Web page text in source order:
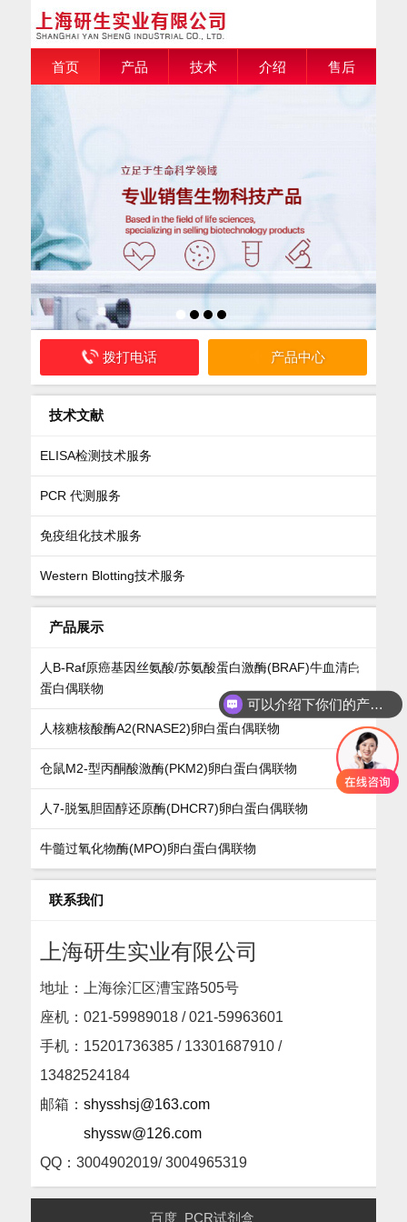
首页 产品 技术 介绍 售后
拨打电话 产品中心
技术文献
ELISA检测技术服务
PCR 代测服务
免疫组化技术服务
Western Blotting技术服务
产品展示
人B-Raf原癌基因丝氨酸/苏氨酸蛋白激酶(BRAF)牛血清白
蛋白偶联物
人核糖核酸酶A2(RNASE2)卵白蛋白偶联物
仓鼠M2-型丙酮酸激酶(PKM2)卵白蛋白偶联物
人7-脱氢胆固醇还原酶(DHCR7)卵白蛋白偶联物
牛髓过氧化物酶(MPO)卵白蛋白偶联物
联系我们
上海研生实业有限公司
地址：上海徐汇区漕宝路505号
座机： 021-59989018 / 021-59963601
手机：15201736385 / 13301687910 /
13482524184
邮箱： shysshsj@163.com
shyssw@126.com
QQ：3004902019/ 3004965319
百度 PCR试剂盒
可以介绍下你们的产品么